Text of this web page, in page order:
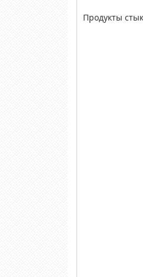
Продукты